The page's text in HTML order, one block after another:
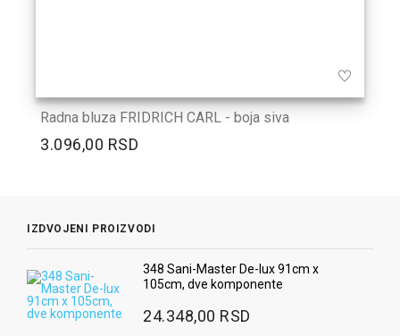
Radna bluza FRIDRICH CARL - boja siva
3.096,00 RSD
IZDVOJENI PROIZVODI
348 Sani-Master De-lux 91cm x
105cm, dve komponente
24.348,00 RSD